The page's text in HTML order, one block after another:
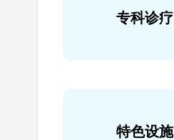
专科诊疗
特色设施